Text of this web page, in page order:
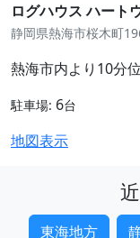
ログハウス ハート
静岡県熱海市桜木町
熱海市内より10分位
駐車場: 6台
地図表示
東海地方